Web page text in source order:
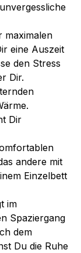
maximalen
eine Auszeit
den Stress
Dir.
Dir
andere mit
Einzelbett
im
Spaziergang
dem
Du die Ruhe